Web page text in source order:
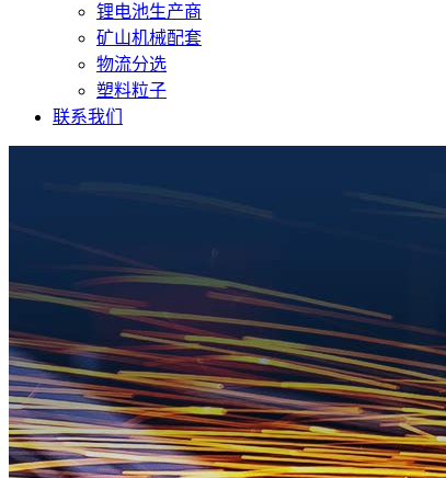
锂电池生产商
矿山机械配套
物流分选
塑料粒子
联系我们